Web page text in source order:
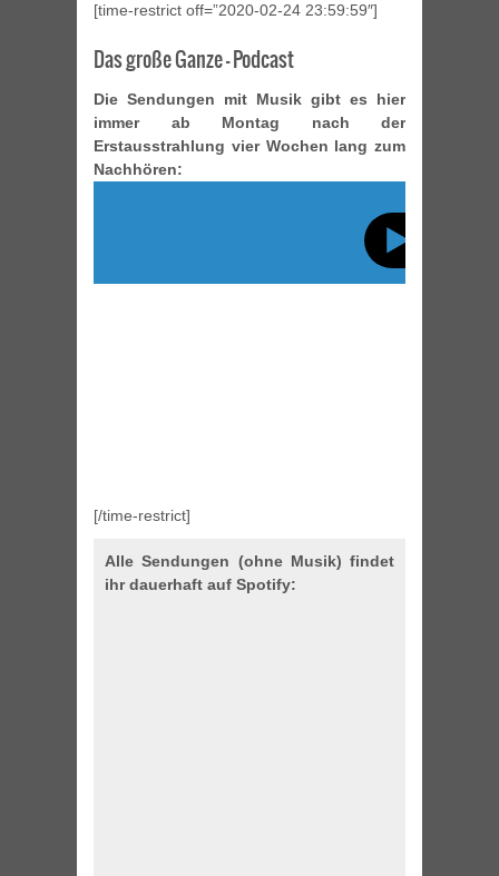
[time-restrict off=”2020-02-24 23:59:59″]
Das große Ganze – Podcast
Die Sendungen mit Musik gibt es hier
immer ab Montag nach der
Erstausstrahlung vier Wochen lang zum
Nachhören:
[/time-restrict]
Alle Sendungen (ohne Musik) findet
ihr dauerhaft auf Spotify: